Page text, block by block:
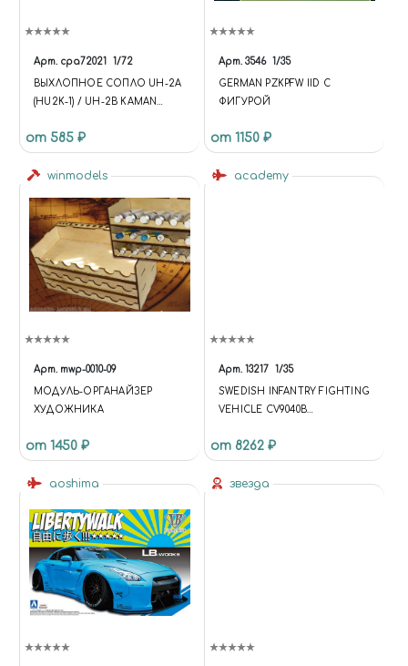
Арт. cpa72021 1/72
ВЫХЛОПНОЕ СОПЛО UH-2A
(HU2K-1) / UH-2B KAMAN
от 585 ₽
Арт. 3546 1/35
GERMAN PZKPFW IID С
ФИГУРОЙ
от 1150 ₽
winmodels
Арт. mwp-0010-09
МОДУЛЬ-ОРГАНАЙЗЕР
ХУДОЖНИКА
от 1450 ₽
academy
Арт. 13217 1/35
SWEDISH INFANTRY FIGHTING
VEHICLE CV9040B
ОСНОВНОЙ ВАРИАНТ
БОЕВОЙ МАШИНЫ ДЛЯ
СУХОПУТНЫХ ВОЙСК
от 8262 ₽
aoshima звезда